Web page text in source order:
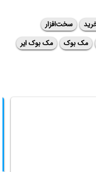
سخت‌افزار
مک بوک مک بوک ایر